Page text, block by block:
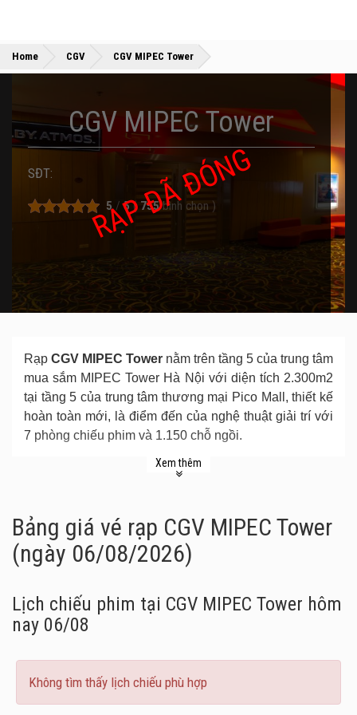
Home »
CGV »
CGV MIPEC Tower
CGV MIPEC Tower
SĐT:
5 / 5 ( 755 bình chọn )
RẠP ĐÃ ĐÓNG
Rạp CGV MIPEC Tower nằm trên tầng 5 của trung tâm
mua sắm MIPEC Tower Hà Nội với diện tích 2.300m2
tại tầng 5 của trung tâm thương mại Pico Mall, thiết kế
hoàn toàn mới, là điểm đến của nghệ thuật giải trí với
7 phòng chiếu phim và 1.150 chỗ ngồi.
7 phòng chiếu hiện đại, sang trọng với màn hình đạt
nhau như 3D Kỹ thuật số, lai 2D Kỹ thuật số và 2D tiêu
chuẩn 35mm. Các phòng chiếu sẽ có 3 loại ghế bao
gồm ghế thường, của ghế VIP và ghế Deluxe. Tất cả
được chăm chút tỉ mỉ sẽ giúp cho âm thanh trở nên
mượt mà và sống động hơn.
Xem thêm
Bảng giá vé rạp CGV MIPEC Tower
(ngày 06/08/2026)
Lịch chiếu phim tại CGV MIPEC Tower hôm
nay 06/08
Không tìm thấy lịch chiếu phù hợp